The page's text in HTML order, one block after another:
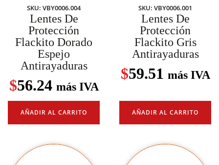
SKU: VBY0006.004
Lentes De
Protección
Flackito Dorado
Espejo
Antirayaduras
$56.24 más IVA
AÑADIR AL CARRITO
SKU: VBY0006.001
Lentes De
Protección
Flackito Gris
Antirayaduras
$59.51 más IVA
AÑADIR AL CARRITO